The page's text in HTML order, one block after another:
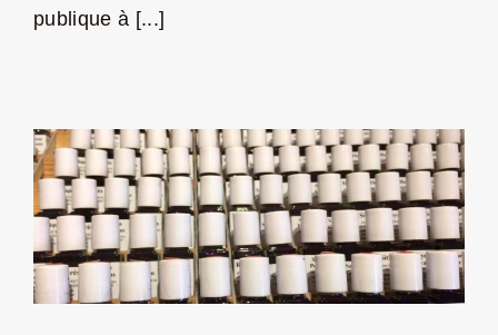
publique à [...]